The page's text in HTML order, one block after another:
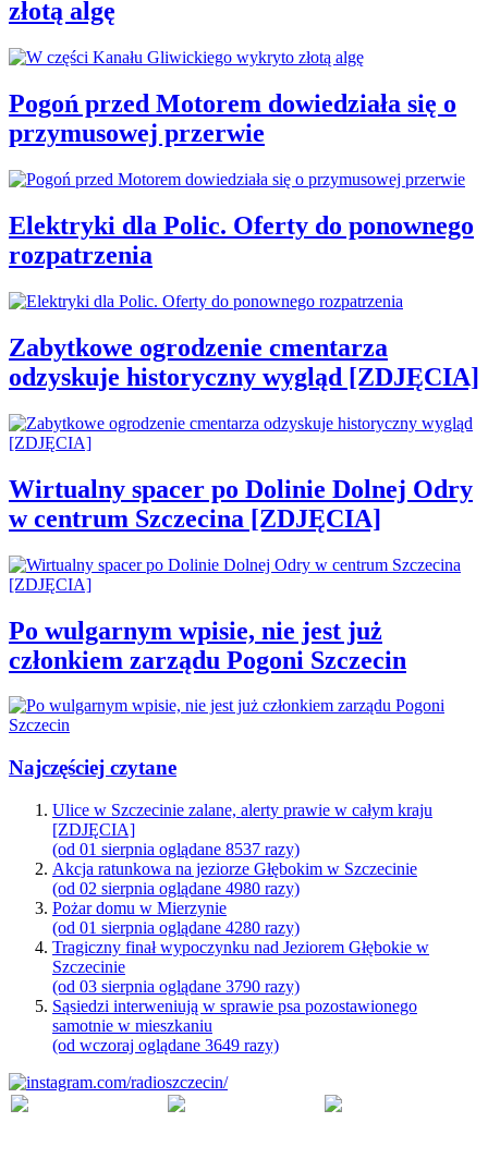
złotą algę
Pogoń przed Motorem dowiedziała się o
przymusowej przerwie
Elektryki dla Polic. Oferty do ponownego
rozpatrzenia
Zabytkowe ogrodzenie cmentarza
odzyskuje historyczny wygląd [ZDJĘCIA]
Wirtualny spacer po Dolinie Dolnej Odry
w centrum Szczecina [ZDJĘCIA]
Po wulgarnym wpisie, nie jest już
członkiem zarządu Pogoni Szczecin
Najczęściej czytane
Ulice w Szczecinie zalane, alerty prawie w całym kraju
[ZDJĘCIA]
(od 01 sierpnia oglądane 8537 razy)
Akcja ratunkowa na jeziorze Głębokim w Szczecinie
(od 02 sierpnia oglądane 4980 razy)
Pożar domu w Mierzynie
(od 01 sierpnia oglądane 4280 razy)
Tragiczny finał wypoczynku nad Jeziorem Głębokie w
Szczecinie
(od 03 sierpnia oglądane 3790 razy)
Sąsiedzi interweniują w sprawie psa pozostawionego
samotnie w mieszkaniu
(od wczoraj oglądane 3649 razy)